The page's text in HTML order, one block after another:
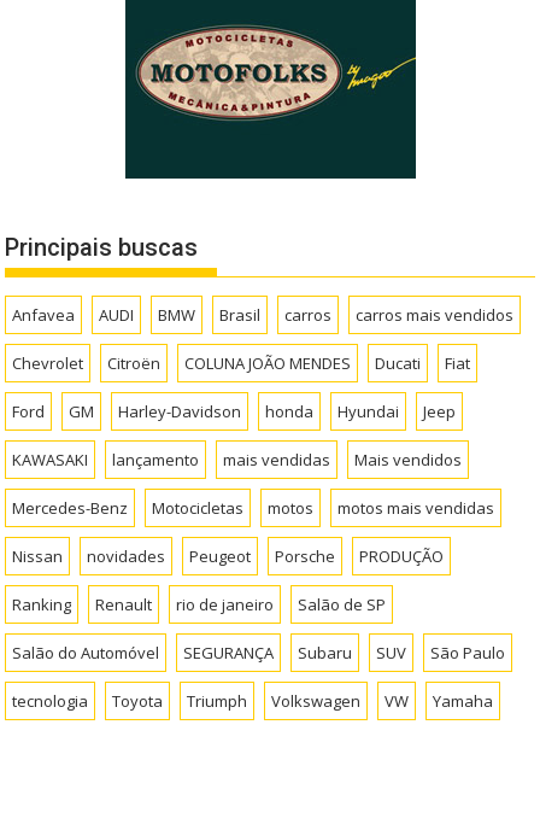
Principais buscas
Anfavea AUDI BMW Brasil carros carros mais vendidos
Chevrolet Citroën COLUNA JOÃO MENDES Ducati Fiat
Ford GM Harley-Davidson honda Hyundai Jeep
KAWASAKI lançamento mais vendidas Mais vendidos
Mercedes-Benz Motocicletas motos motos mais vendidas
Nissan novidades Peugeot Porsche PRODUÇÃO
Ranking Renault rio de janeiro Salão de SP
Salão do Automóvel SEGURANÇA Subaru SUV São Paulo
tecnologia Toyota Triumph Volkswagen VW Yamaha